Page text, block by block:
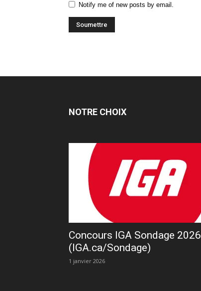
Notify me of new posts by email.
NOTRE CHOIX
Concours IGA Sondage 2026
(IGA.ca/Sondage)
1 janvier 2026